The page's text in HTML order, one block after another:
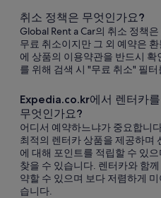
취소 정책은 무엇인가요?
Global Rent a Car의 취소 정책
무료 취소이지만 그 외 예약은
에 상품의 이용약관을 반드시
를 위해 검색 시 "무료 취소" 필
Expedia.co.kr에서 렌터카
무엇인가요?
어디서 예약하느냐가 중요합니
최적의 렌터카 상품을 제공하며
에 대해 포인트를 적립할 수 있
찾을 수 있습니다. 렌터카와 함
약할 수 있으며 보다 저렴하게
습니다.